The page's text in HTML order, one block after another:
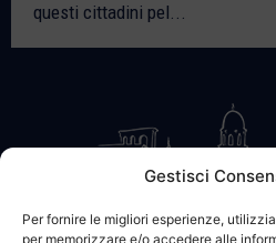
Gestisci
Per fornire le migliori esperienze,
per memorizzare e/o accedere alle
questi cittadini pel...